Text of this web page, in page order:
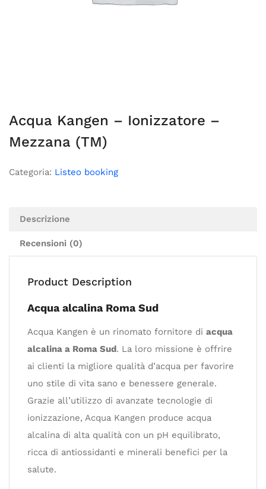
Acqua Kangen – Ionizzatore –
Mezzana (TM)
Categoria: Listeo booking
Descrizione
Recensioni (0)
Product Description
Acqua alcalina Roma Sud
Acqua Kangen è un rinomato fornitore di acqua
alcalina a Roma Sud. La loro missione è offrire
ai clienti la migliore qualità d’acqua per favorire
uno stile di vita sano e benessere generale.
Grazie all’utilizzo di avanzate tecnologie di
ionizzazione, Acqua Kangen produce acqua
alcalina di alta qualità con un pH equilibrato,
ricca di antiossidanti e minerali benefici per la
salute.